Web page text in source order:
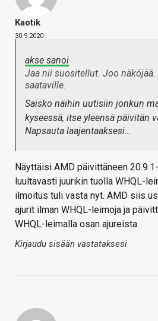
Kaotik
30.9.2020
akse sanoi
Jaa nii suositellut. Joo
saataville.
Saisko näihin uutisiin jonkun
kyseessä, itse yleensä päivitän
Napsauta laajentaaksesi…
Näyttäisi AMD päivittäneen
luultavasti juurikin tuolla WHQL-
ilmoitus tuli vasta nyt. AMD siis
ajurit ilman WHQL-leimoja ja
WHQL-leimalla osan ajureista.
Kirjaudu sisään vastataksesi